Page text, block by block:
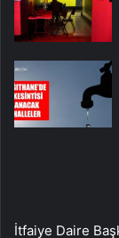
İtfaiye Daire